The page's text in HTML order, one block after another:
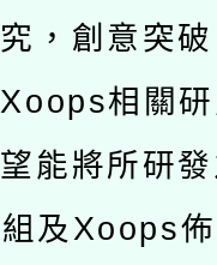
申請許可
利署委託
辦理「
及節水達
(星期六
福系列
景藝術
術巡演
，創意突
相關
能將所研
及Xoops